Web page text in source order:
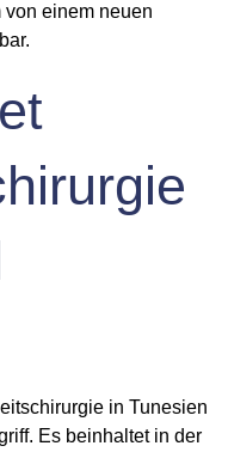
von einem neuen
in Tunesien
Es beinhaltet in der